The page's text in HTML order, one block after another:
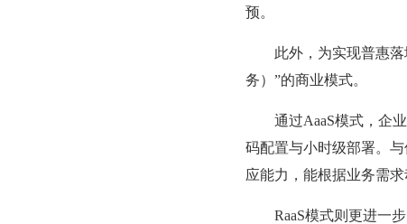
预。
此外，为实现普惠落地
务）”的商业模式。
通过AaaS模式，企业
码配置与小时级部署。
应能力，能根据业务需
RaaS模式则更进一步